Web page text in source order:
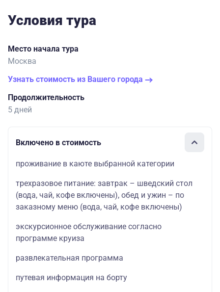
Условия тура
Место начала тура
Москва
Узнать стоимость из Вашего города
Продолжительность
5 дней
Включено в стоимость
проживание в каюте выбранной категории
трехразовое питание: завтрак – шведский стол
(вода, чай, кофе включены), обед и ужин – по
заказному меню (вода, чай, кофе включены)
экскурсионное обслуживание согласно
программе круиза
развлекательная программа
путевая информация на борту